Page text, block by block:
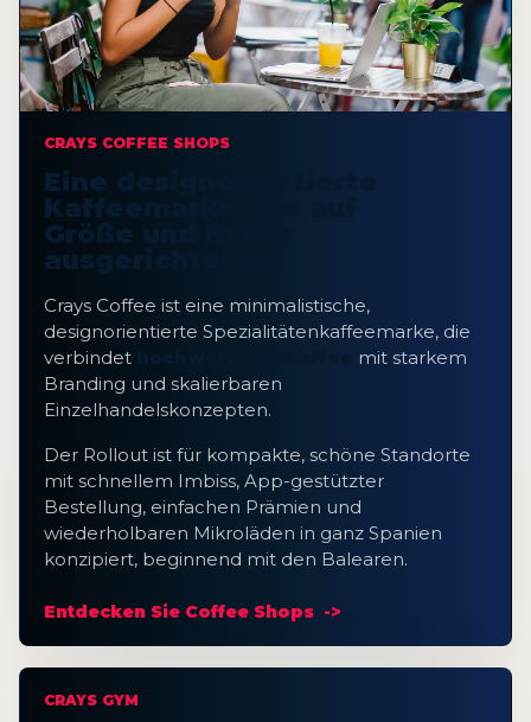
CRAYS COFFEE SHOPS
Eine designorientierte
Kaffeemarke, die auf
Größe und Kultur
ausgerichtet ist
Crays Coffee ist eine minimalistische,
designorientierte Spezialitätenkaffeemarke, die
verbindet
mit starkem
Branding und skalierbaren
Einzelhandelskonzepten.
Der Rollout ist für kompakte, schöne Standorte
mit schnellem Imbiss, App-gestützter
Bestellung, einfachen Prämien und
wiederholbaren Mikroläden in ganz Spanien
konzipiert, beginnend mit den Balearen.
Entdecken Sie Coffee Shops
CRAYS GYM